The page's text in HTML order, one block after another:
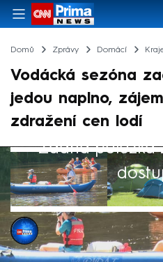
Domů Zprávy Domácí
Vodácká sezóna
jedou naplno,
zdražení cen lodí
Žádná položka
Michaela Švejdová
15. čvn 2024, 20:53